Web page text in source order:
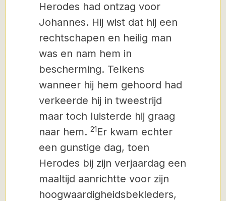
Herodes had ontzag voor
Johannes. Hij wist dat hij een
rechtschapen en heilig man
was en nam hem in
bescherming. Telkens
wanneer hij hem gehoord had
verkeerde hij in tweestrijd
maar toch luisterde hij graag
naar hem. 21Er kwam echter
een gunstige dag, toen
Herodes bij zijn verjaardag een
maaltijd aanrichtte voor zijn
hoogwaardigheidsbekleders,